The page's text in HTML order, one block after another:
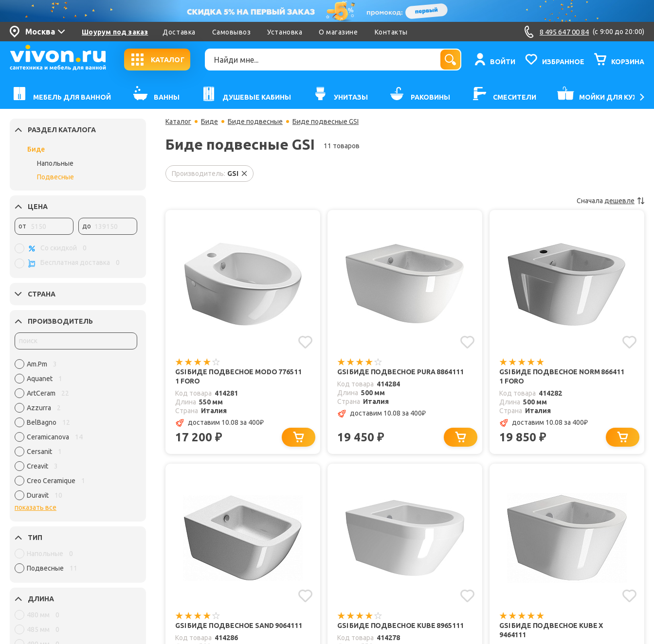
Москва Шоурум под заказ Доставка Самовывоз Установка О магазине Контакты 8 495 647 00 84 (c 9:00 до 20:00)
КАТАЛОГ ВОЙТИ ИЗБРАННОЕ КОРЗИНА
МЕБЕЛЬ ДЛЯ ВАННОЙ ВАННЫ ДУШЕВЫЕ КАБИНЫ УНИТАЗЫ РАКОВИНЫ СМЕСИТЕЛИ МОЙКИ ДЛЯ КУХНИ
РАЗДЕЛ КАТАЛОГА
Биде
Напольные
Подвесные
ЦЕНА
от до
Со скидкой
0
Бесплатная доставка
0
СТРАНА
ПРОИЗВОДИТЕЛЬ
Am.Pm
3
Aquanet
1
ArtCeram
22
Azzurra
2
BelBagno
12
Ceramicanova
14
Cersanit
1
Creavit
3
Creo Ceramique
1
Duravit
10
показать все
ТИП
Напольные
0
Подвесные
11
ДЛИНА
480 мм
0
485 мм
0
Каталог Биде Биде подвесные Биде подвесные GSI
Биде подвесные GSI 11 товаров
Производитель: GSI
Сначала дешевле
GSI БИДЕ ПОДВЕСНОЕ MODO 776511
1 FORO
Код товара 414281
Длина 550 мм
Страна Италия
доставим 10.08 за 400₽
17 200 ₽
GSI БИДЕ ПОДВЕСНОЕ PURA 8864111
Код товара 414284
Длина 500 мм
Страна Италия
доставим 10.08 за 400₽
19 450 ₽
GSI БИДЕ ПОДВЕСНОЕ NORM 866411
1 FORO
Код товара 414282
Длина 500 мм
Страна Италия
доставим 10.08 за 400₽
19 850 ₽
GSI БИДЕ ПОДВЕСНОЕ SAND 9064111
Код товара 414286
GSI БИДЕ ПОДВЕСНОЕ KUBE 8965111
Код товара 414278
GSI БИДЕ ПОДВЕСНОЕ KUBE X
9464111